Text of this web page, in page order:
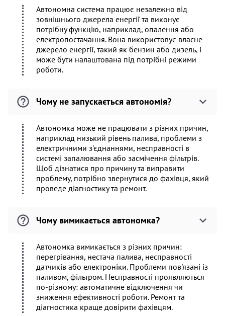
Автономна система працює незалежно від
зовнішнього джерела енергії та виконує
потрібну функцію, наприклад, опалення або
електропостачання. Вона використовує власне
джерело енергії, такий як бензин або дизель, і
може бути налаштована під потрібні режими
роботи.
Чому не запускається автономія?
Автономка може не працювати з різних причин,
наприклад низький рівень палива, проблеми з
електричними з'єднаннями, несправності в
системі запалювання або засмічення фільтрів.
Щоб дізнатися про причину та виправити
проблему, потрібно звернутися до фахівця, який
проведе діагностику та ремонт.
Чому вимикається автономка?
Автономка вимикається з різних причин:
перегрівання, нестача палива, несправності
датчиків або електроніки. Проблеми пов'язані із
паливом, фільтром. Несправності проявляються
по-різному: автоматичне відключення чи
зниження ефективності роботи. Ремонт та
діагностика краще довірити фахівцям.